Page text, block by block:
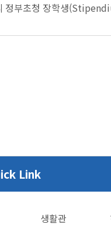
정부초청 장학생
Link
생활관